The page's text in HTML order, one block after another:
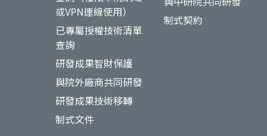
或VPN連線使用）
已專屬授權技術清單
查詢
研發成果智財保護
與院外廠商共同研發
研發成果技術移轉
制式文件
制式契約